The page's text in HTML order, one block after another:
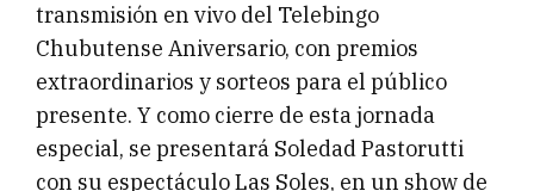
transmisión en vivo del Telebingo
Chubutense Aniversario, con premios
extraordinarios y sorteos para el público
presente. Y como cierre de esta jornada
especial, se presentará Soledad Pastorutti
con su espectáculo Las Soles, en un show de